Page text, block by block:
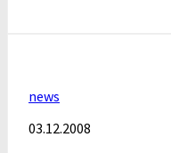
news
03.12.2008